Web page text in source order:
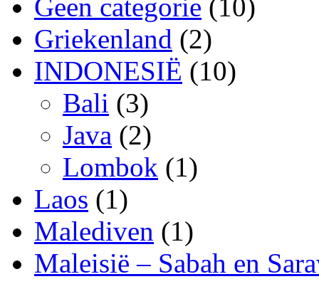
Geen categorie (10)
Griekenland (2)
INDONESIË (10)
Bali (3)
Java (2)
Lombok (1)
Laos (1)
Malediven (1)
Maleisië – Sabah en